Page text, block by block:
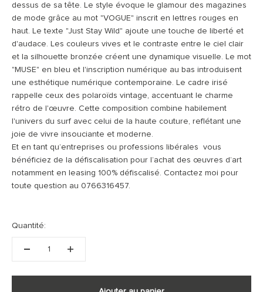
dessus de sa tête. Le style évoque le glamour des magazines
de mode grâce au mot "VOGUE" inscrit en lettres rouges en
haut. Le texte "Just Stay Wild" ajoute une touche de liberté et
d'audace. Les couleurs vives et le contraste entre le ciel clair
et la silhouette bronzée créent une dynamique visuelle. Le mot
"MUSE" en bleu et l'inscription numérique au bas introduisent
une esthétique numérique contemporaine. Le cadre irisé
rappelle ceux des polaroïds vintage, accentuant le charme
rétro de l'œuvre. Cette composition combine habilement
l'univers du surf avec celui de la haute couture, reflétant une
joie de vivre insouciante et moderne.
Et en tant qu’entreprises ou professions libérales vous
bénéficiez de la défiscalisation pour l’achat des œuvres d’art
notamment en leasing 100% défiscalisé. Contactez moi pour
toute question au 0766316457.
Quantité: